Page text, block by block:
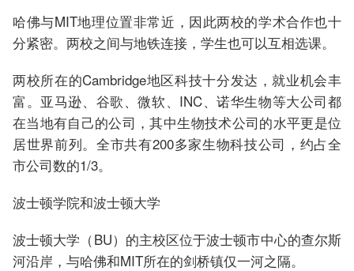
哈佛与MIT地理位置非常近，因此两校的学术合作也十
分紧密。两校之间与地铁连接，学生也可以互相选课。
两校所在的Cambridge地区科技十分发达，就业机会丰
富。亚马逊、谷歌、微软、INC、诺华生物等大公司都
在当地有自己的公司，其中生物技术公司的水平更是位
居世界前列。全市共有200多家生物科技公司，约占全
市公司数的1/3。
波士顿学院和波士顿大学
波士顿大学（BU）的主校区位于波士顿市中心的查尔斯
河沿岸，与哈佛和MIT所在的剑桥镇仅一河之隔。